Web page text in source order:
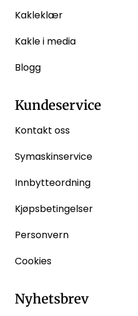
Kakleklær
Kakle i media
Blogg
Kundeservice
Kontakt oss
Symaskinservice
Innbytteordning
Kjøpsbetingelser
Personvern
Cookies
Nyhetsbrev